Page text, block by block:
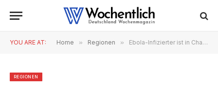
YOU ARE AT: Home » Regionen » Ebola-Infizierter ist in Charité angekommen
REGIONEN